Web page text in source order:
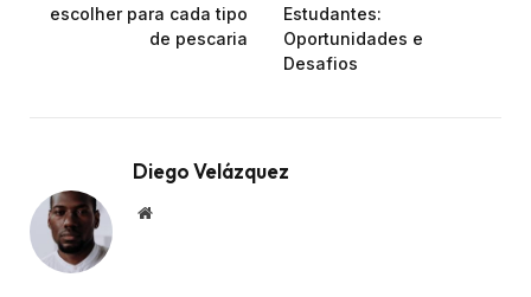
escolher para cada tipo
de pescaria
Estudantes:
Oportunidades e
Desafios
Diego Velázquez
Website